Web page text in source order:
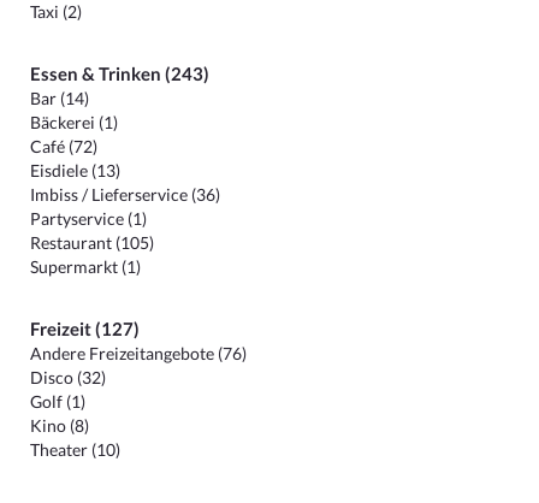
Taxi (2)
Essen & Trinken (243)
Bar (14)
Bäckerei (1)
Café (72)
Eisdiele (13)
Imbiss / Lieferservice (36)
Partyservice (1)
Restaurant (105)
Supermarkt (1)
Freizeit (127)
Andere Freizeitangebote (76)
Disco (32)
Golf (1)
Kino (8)
Theater (10)